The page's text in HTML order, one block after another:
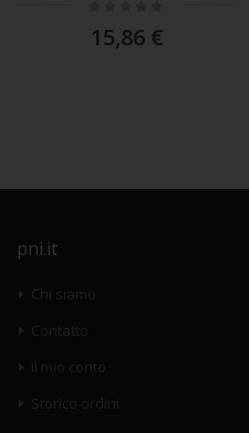
15,86 €
pni.it
Chi siamo
Contatto
Il mio conto
Storico ordini